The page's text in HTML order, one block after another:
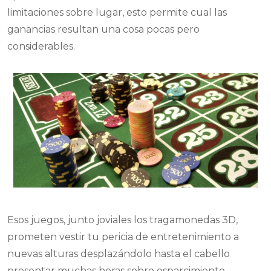
limitaciones sobre lugar, esto permite cual las
ganancias resultan una cosa pocas pero
considerables.
Esos juegos, junto joviales los tragamonedas 3D,
prometen vestir tu pericia de entretenimiento a
nuevas alturas desplazándolo hasta el cabello